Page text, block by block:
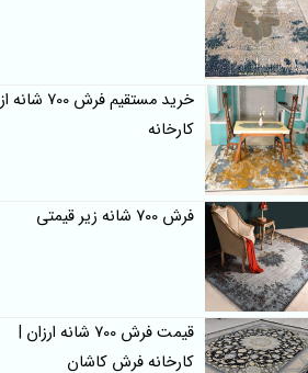
خرید مستقیم فرش 700 شانه از
کارخانه
فرش 700 شانه زیر قیمتی
قیمت فرش 700 شانه ارزان |
کارخانه فرش کاشان